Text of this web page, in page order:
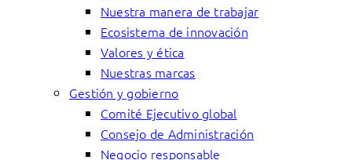
Nuestra manera de trabajar
Ecosistema de innovación
Valores y ética
Nuestras marcas
Gestión y gobierno
Comité Ejecutivo global
Consejo de Administración
Negocio responsable